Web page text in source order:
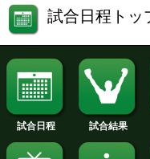
投票の